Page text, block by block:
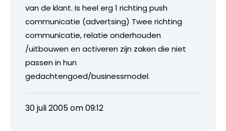
van de klant. Is heel erg 1 richting push
communicatie (advertsing) Twee richting
communicatie, relatie onderhouden
/uitbouwen en activeren zijn zaken die niet
passen in hun
gedachtengoed/businessmodel.
30 juli 2005 om 09:12